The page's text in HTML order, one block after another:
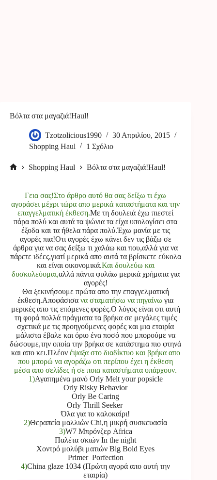
Βόλτα στα μαγαζιά!Haul!
Tzotzolicious1990
30 Απριλίου, 2015
Shopping Haul
1 Σχόλιο
Shopping Haul Βόλτα στα μαγαζιά!Haul!
Γεια σας!Στο άρθρο αυτό θα σας δείξω τι έχω
αγοράσει μέχρι τώρα απο μερικά καταστήματα και την
επαγγελματική έκθεση.Με τη δουλειά έχω πιεστεί
πάρα πολύ και αυτά τα ψώνια τα είχα υπολογίσει στα
έξοδα και τα ήθελα πάρα πολύ.Έχω μανία με τις
αγορές πια!Οτι αγορές έχω κάνει δεν τις βάζω σε
άρθρα για να σας δείξω τι χαλάω και που,αλλά για να
πάρετε ιδέες,γιατί μερικά απο αυτά τα βρίσκετε εύκολα
και είναι οικονομικά.Και δουλεύω και
δυσκολεύομαι,αλλά πάντα φυλάω μερικά χρήματα για
αγορές!
Θα ξεκινήσουμε πρώτα απο την επαγγελματική
έκθεση.Αποφάσισα να σταματήσω να πηγαίνω για
μερικές απο τις επόμενες φορές.Ο λόγος είναι οτι αυτή
τη φορά πολλά πράγματα τα βρήκα σε μεγάλες τιμές
σχετικά με τις προηγούμενες φορές και μια εταιρία
μάλιστα έβαλε και όριο ένα ποσό που μπορούμε να
δώσουμε,την οποία την βρήκα σε κατάστημα πιο φτηνά
και απο κει.Πλέον έψαξα στο διαδίκτυο και βρήκα απο
που μπορώ να αγοράζω οτι περίπου έχει η έκθεση
μέσα απο σελίδες ή σε ποια καταστήματα υπάρχουν.
1)Αγαπημένα μανό Orly Melt your popsicle
Orly Risky Behavior
Orly Be Caring
Orly Thrill Seeker
Όλα για το καλοκαίρι!
2)Θεραπεία μαλλιών Chi,η μικρή συσκευασία
3)W7 Μπρόνζερ Africa
Παλέτα σκιών In the night
Χοντρό μολύβι ματιών Big Bold Eyes
Primer Porfection
4)China glaze 1034 (Πρώτη αγορά απο αυτή την
εταιρία)